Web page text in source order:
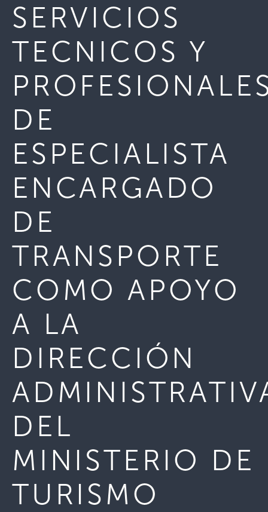
SERVICIOS
TECNICOS Y
DE
ESPECIALISTA
ENCARGADO
DE
TRANSPORTE
COMO APOYO
A LA
DIRECCIÓN
DEL
MINISTERIO DE
TURISMO